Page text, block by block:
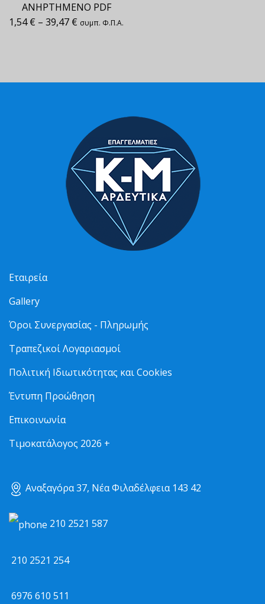
ΑΝΗΡΤΗΜΕΝΟ PDF
1,54€ – 39,47 € συμπ. Φ.Π.Α.
Εταιρεία
Gallery
Όροι Συνεργασίας - Πληρωμής
Τραπεζικοί Λογαριασμοί
Πολιτική Ιδιωτικότητας και Cookies
Έντυπη Προώθηση
Επικοινωνία
Τιμοκατάλογος 2026 +
Αναξαγόρα 37, Νέα Φιλαδέλφεια 143 42
210 2521 587
210 2521 254
6976 610 511